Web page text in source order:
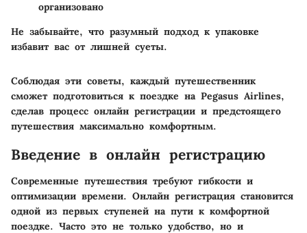
организовано
Не забывайте, что разумный подход к упаковке
избавит вас от лишней суеты.
Соблюдая эти советы, каждый путешественник
сможет подготовиться к поездке на Pegasus Airlines,
сделав процесс онлайн регистрации и предстоящего
путешествия максимально комфортным.
Введение в онлайн регистрацию
Современные путешествия требуют гибкости и
оптимизации времени. Онлайн регистрация становится
одной из первых ступеней на пути к комфортной
поездке. Часто это не только удобство, но и